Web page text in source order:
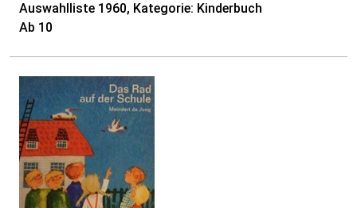
Auswahlliste 1960, Kategorie: Kinderbuch
Ab 10